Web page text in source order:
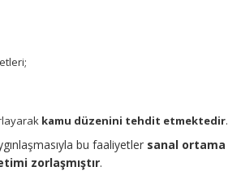
kamu düzenini tehdit etmektedir.
bu faaliyetler sanal ortama
zorlaşmıştır.